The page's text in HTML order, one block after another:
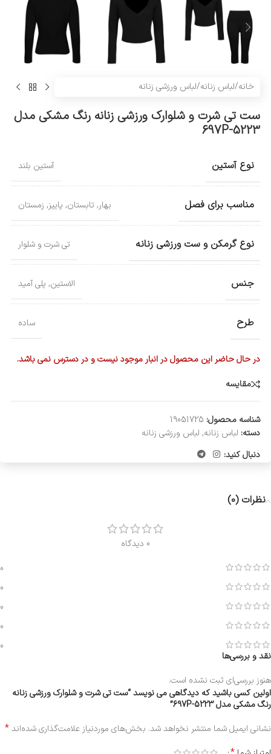
خانه/لباس زنانه/لباس ورزشی زنانه
ست تی شرت و شلوارک ورزشی زنانه رنگ مشکی مدل
5223-697P
نوع آستین آستین بلند
مناسب برای فصل بهار, تابستان, پاییز, زمستان
نوع گرمکن و ست ورزشی زنانه تی شرت و شلوار
جنس الاستین, پلی آمید
طرح ساده
در حال حاضر این محصول در انبار موجود نیست و در دسترس نمی باشد.
مقایسه
شناسه محصول: 19051725
دسته: لباس زنانه, لباس ورزشی زنانه
دنبال کنید:
نظرات (0)
0 دیدگاه
0
0
0
0
0
نقد و بررسی‌ها
هنوز بررسی‌ای ثبت نشده است.
اولین کسی باشید که دیدگاهی می نویسد “ست تی شرت و شلوارک ورزشی زنانه
رنگ مشکی مدل 5223-697P”
نشانی ایمیل شما منتشر نخواهد شد. بخش‌های موردنیاز علامت‌گذاری شده‌اند*